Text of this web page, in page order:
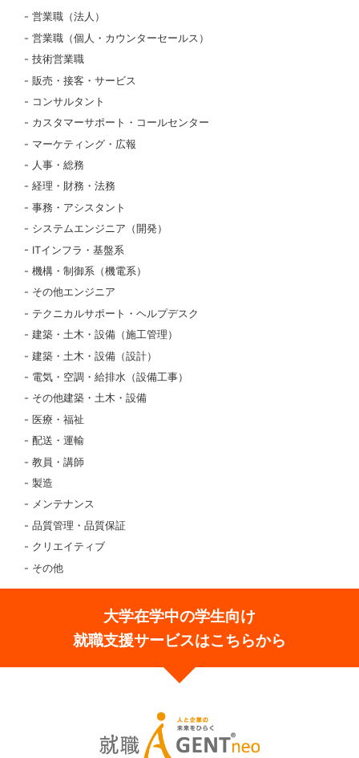
営業職（法人）
営業職（個人・カウンターセールス）
技術営業職
販売・接客・サービス
コンサルタント
カスタマーサポート・コールセンター
マーケティング・広報
人事・総務
経理・財務・法務
事務・アシスタント
システムエンジニア（開発）
ITインフラ・基盤系
機構・制御系（機電系）
その他エンジニア
テクニカルサポート・ヘルプデスク
建築・土木・設備（施工管理）
建築・土木・設備（設計）
電気・空調・給排水（設備工事）
その他建築・土木・設備
医療・福祉
配送・運輸
教員・講師
製造
メンテナンス
品質管理・品質保証
クリエイティブ
その他
大学在学中の学生向け
就職支援サービスはこちらから